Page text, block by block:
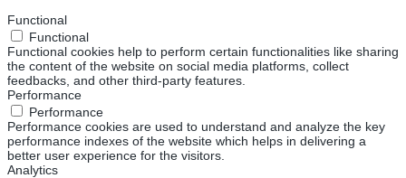
Functional
Functional
Functional cookies help to perform certain functionalities like sharing
the content of the website on social media platforms, collect
feedbacks, and other third-party features.
Performance
Performance
Performance cookies are used to understand and analyze the key
performance indexes of the website which helps in delivering a
better user experience for the visitors.
Analytics